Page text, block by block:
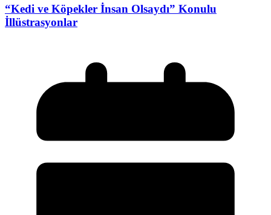
“Kedi ve Köpekler İnsan Olsaydı” Konulu
İllüstrasyonlar